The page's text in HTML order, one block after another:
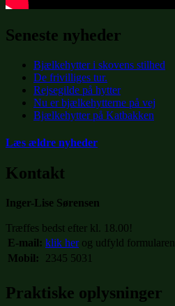
Seneste nyheder
Bjælkehytter i skovens stilhed
De frivilliges tur.
Rejsegilde på hytter
Nu er bjælkehytterne på vej
Bjælkehytter på Katbakken
Læs ældre nyheder
Kontakt
Inger-Lise Sørensen
Træffes bedst efter kl. 18.00!
E-mail: klik herog udfyld formularen
Mobil:
2345 5031
Praktiske oplysninger